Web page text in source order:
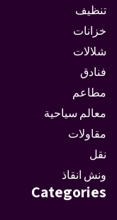
تنظيف
خزانات
شلالات
فنادق
مطاعم
معالم سياحية
مقاولات
نقل
ونش انقاذ
Categories